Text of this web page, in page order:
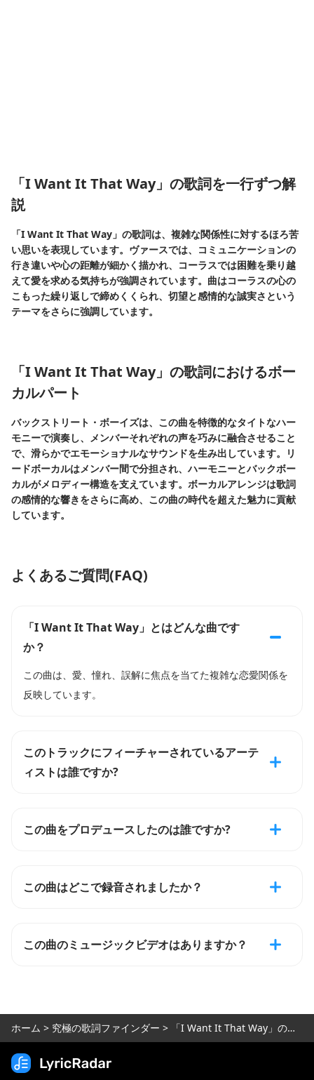
「I Want It That Way」の歌詞を一行ずつ解
説
「I Want It That Way」の歌詞は、複雑な関係性に対するほろ苦
い思いを表現しています。ヴァースでは、コミュニケーションの
行き違いや心の距離が細かく描かれ、コーラスでは困難を乗り越
えて愛を求める気持ちが強調されています。曲はコーラスの心の
こもった繰り返しで締めくくられ、切望と感情的な誠実さという
テーマをさらに強調しています。
「I Want It That Way」の歌詞におけるボー
カルパート
バックストリート・ボーイズは、この曲を特徴的なタイトなハー
モニーで演奏し、メンバーそれぞれの声を巧みに融合させること
で、滑らかでエモーショナルなサウンドを生み出しています。リ
ードボーカルはメンバー間で分担され、ハーモニーとバックボー
カルがメロディー構造を支えています。ボーカルアレンジは歌詞
の感情的な響きをさらに高め、この曲の時代を超えた魅力に貢献
しています。
よくあるご質問(FAQ)
「I Want It That Way」とはどんな曲です
か？
この曲は、愛、憧れ、誤解に焦点を当てた複雑な恋愛関係を
反映しています。
このトラックにフィーチャーされているアーテ
ィストは誰ですか?
この曲をプロデュースしたのは誰ですか?
この曲はどこで録音されましたか？
この曲のミュージックビデオはありますか？
ホーム > 究極の歌詞ファインダー > 「I Want It That Way」の歌詞